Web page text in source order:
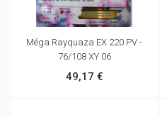
Méga Rayquaza EX 220 PV -
76/108 XY 06
49,17 €